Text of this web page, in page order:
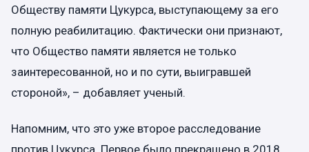
Обществу памяти Цукурса, выступающему за его
полную реабилитацию. Фактически они признают,
что Общество памяти является не только
заинтересованной, но и по сути, выигравшей
стороной», – добавляет ученый.
Напомним, что это уже второе расследование
против Цукурса. Первое было прекращено в 2018